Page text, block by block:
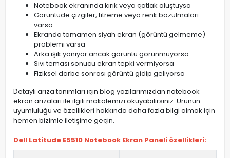
Notebook ekranında kırık veya çatlak oluştuysa
Görüntüde çizgiler, titreme veya renk bozulmaları
varsa
Ekranda tamamen siyah ekran (görüntü gelmeme)
problemi varsa
Arka ışık yanıyor ancak görüntü görünmüyorsa
Sıvı teması sonucu ekran tepki vermiyorsa
Fiziksel darbe sonrası görüntü gidip geliyorsa
Detaylı arıza tanımları için blog yazılarımızdan notebook
ekran arızaları ile ilgili makalemizi okuyabilirsiniz. Ürünün
uyumluluğu ve özellikleri hakkında daha fazla bilgi almak için
hemen bizimle iletişime geçin.
Dell Latitude E5510 Notebook Ekran Paneli özellikleri: